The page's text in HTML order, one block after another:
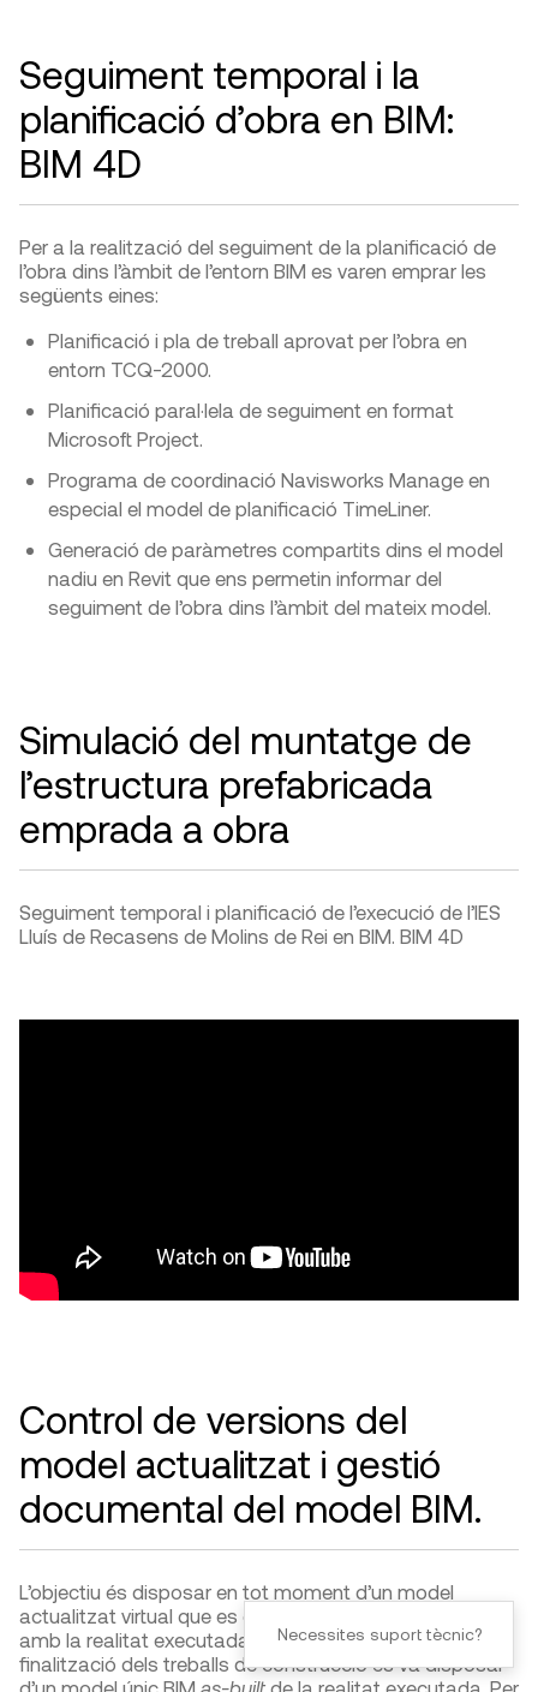
Seguiment temporal i la
planificació d’obra en BIM:
BIM 4D
Per a la realització del seguiment de la planificació de
l’obra dins l’àmbit de l’entorn BIM es varen emprar les
següents eines:
Planificació i pla de treball aprovat per l’obra en
entorn TCQ-2000.
Planificació paral·lela de seguiment en format
Microsoft Project.
Programa de coordinació Navisworks Manage en
especial el model de planificació TimeLiner.
Generació de paràmetres compartits dins el model
nadiu en Revit que ens permetin informar del
seguiment de l’obra dins l’àmbit del mateix model.
Simulació del muntatge de
l’estructura prefabricada
emprada a obra
Seguiment temporal i planificació de l’execució de l’IES
Lluís de Recasens de Molins de Rei en BIM. BIM 4D
Control de versions del
model actualitzat i gestió
documental del model BIM.
L’objectiu és disposar en tot moment d’un model
actualitzat virtual que es correspongui exactament
amb la realitat executada. D’aquesta manera a la
finalització dels treballs de construcció es va disposar
Necessites suport tècnic?